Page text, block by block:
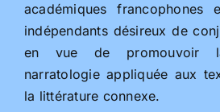
académiques francophones
indépendants désireux de
en vue de promouvoir
narratologie appliquée aux
la littérature connexe.